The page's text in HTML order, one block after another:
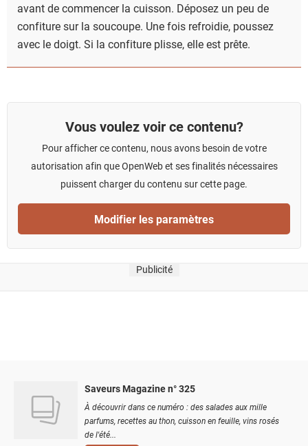
avant de commencer la cuisson. Déposez un peu de
confiture sur la soucoupe. Une fois refroidie, poussez
avec le doigt. Si la confiture plisse, elle est prête.
Vous voulez voir ce contenu?
Pour afficher ce contenu, nous avons besoin de votre
autorisation afin que OpenWeb et ses finalités nécessaires
puissent charger du contenu sur cette page.
Modifier les paramètres
Publicité
Saveurs Magazine n° 325
À découvrir dans ce numéro : des salades aux mille
parfums, recettes au thon, cuisson en feuille, vins rosés
de l'été...